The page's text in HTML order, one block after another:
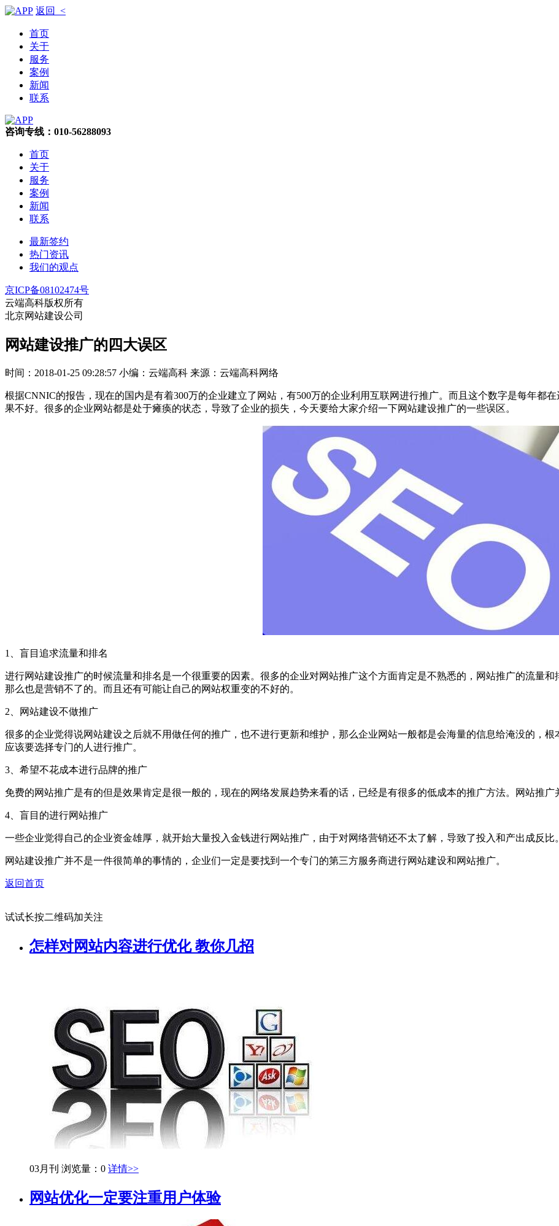
返回 <
首页
关于
服务
案例
新闻
联系
咨询专线：010-56288093
首页
关于
服务
案例
新闻
联系
最新签约
热门资讯
我们的观点
京ICP备08102474号
云端高科版权所有
北京网站建设公司
网站建设推广的四大误区
时间：2018-01-25 09:28:57 小编：云端高科 来源：云端高科网络
根据CNNIC的报告，现在的国内是有着300万的企业建立了网站，有500万的企业利用互联网进行推广。而且这个数字是每年都
果不好。很多的企业网站都是处于瘫痪的状态，导致了企业的损失，今天要给大家介绍一下网站建设推广的一些误区。
1、盲目追求流量和排名
进行网站建设推广的时候流量和排名是一个很重要的因素。很多的企业对网站推广这个方面肯定是不熟悉的，网站推广的流量
那么也是营销不了的。而且还有可能让自己的网站权重变的不好的。
2、网站建设不做推广
很多的企业觉得说网站建设之后就不用做任何的推广，也不进行更新和维护，那么企业网站一般都是会海量的信息给淹没的，
应该要选择专门的人进行推广。
3、希望不花成本进行品牌的推广
免费的网站推广是有的但是效果肯定是很一般的，现在的网络发展趋势来看的话，已经是有很多的低成本的推广方法。网站推广
4、盲目的进行网站推广
一些企业觉得自己的企业资金雄厚，就开始大量投入金钱进行网站推广，由于对网络营销还不太了解，导致了投入和产出成反比
网站建设推广并不是一件很简单的事情的，企业们一定是要找到一个专门的第三方服务商进行网站建设和网站推广。
返回首页
试试长按二维码加关注
怎样对网站内容进行优化 教你几招
03月刊 浏览量：0 详情>>
网站优化一定要注重用户体验